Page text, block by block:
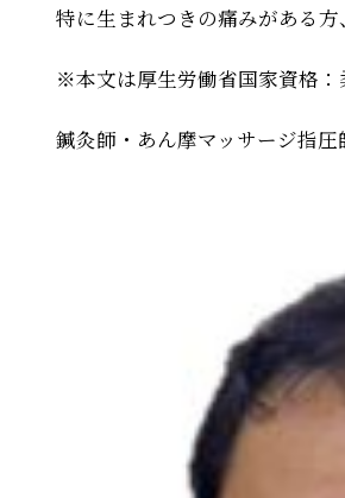
特に生まれつきの痛みがある
※本文は厚生労働省国家資格
鍼灸師・あん摩マッサージ指